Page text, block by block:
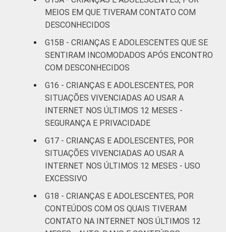
DOMICÍLIO
COM ACESSO
Sim 12
Fonte: CGI.br/NIC.br, Centro Regional de
Estudos para o Desenvolvimento da
Sociedade da Informação (Cetic.br),
Pesquisa sobre o uso da Internet por
crianças e adolescentes no Brasil - TIC Kids
Online Brasil 2019. ¹Dados coletados por
autopreenchimento.
MEIOS EM QUE TIVERAM CONTATO COM
DESCONHECIDOS
G15B - CRIANÇAS E ADOLESCENTES QUE SE
SENTIRAM INCOMODADOS APÓS ENCONTRO
COM DESCONHECIDOS
G16 - CRIANÇAS E ADOLESCENTES, POR
SITUAÇÕES VIVENCIADAS AO USAR A
INTERNET NOS ÚLTIMOS 12 MESES -
SEGURANÇA E PRIVACIDADE
G17 - CRIANÇAS E ADOLESCENTES, POR
SITUAÇÕES VIVENCIADAS AO USAR A
INTERNET NOS ÚLTIMOS 12 MESES - USO
EXCESSIVO
G18 - CRIANÇAS E ADOLESCENTES, POR
CONTEÚDOS COM OS QUAIS TIVERAM
CONTATO NA INTERNET NOS ÚLTIMOS 12